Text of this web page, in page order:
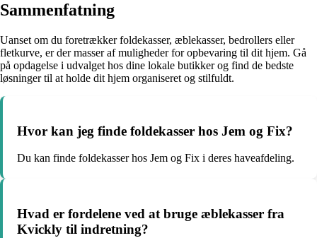
Sammenfatning
Uanset om du foretrækker foldekasser, æblekasser, bedrollers eller
fletkurve, er der masser af muligheder for opbevaring til dit hjem. Gå
på opdagelse i udvalget hos dine lokale butikker og find de bedste
løsninger til at holde dit hjem organiseret og stilfuldt.
Hvor kan jeg finde foldekasser hos Jem og Fix?
Du kan finde foldekasser hos Jem og Fix i deres haveafdeling.
Hvad er fordelene ved at bruge æblekasser fra
Kvickly til indretning?